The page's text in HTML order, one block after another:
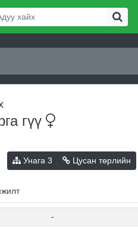
гүү
Унага 3 Цусан төрлийн
-